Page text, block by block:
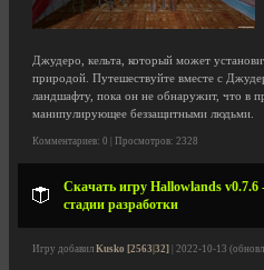
Джудеро, кельта, который может
природой. Путешествуйте вместе с
ландшафту, пока он не обнаружит, что в
манипулирующее беззащитными людьми.
Комментариев: 0 | Просмотров: 2328
Скачать игру Hallowlands v0.7.6
стадии разработки
Игру добавил Kusko [2563|32] | 2022-10-13